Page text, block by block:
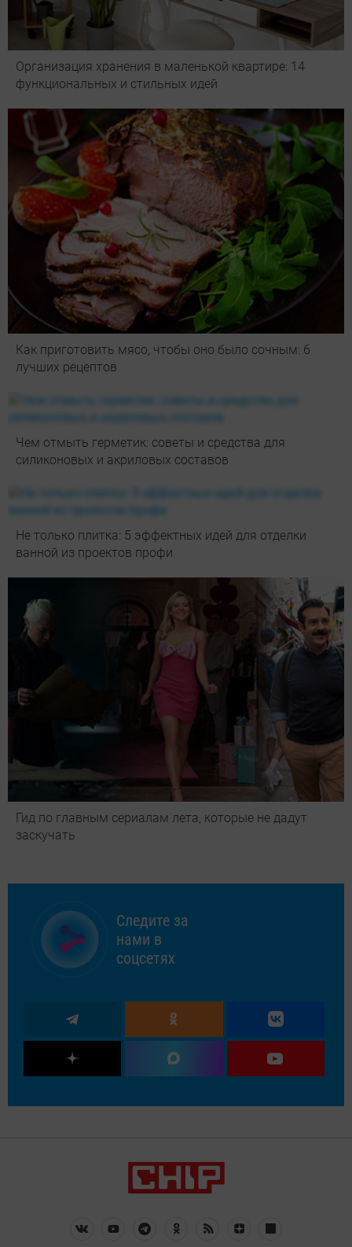
Организация хранения в маленькой квартире: 14
функциональных и стильных идей
Как приготовить мясо, чтобы оно было сочным: 6
лучших рецептов
Чем отмыть герметик: советы и средства для
силиконовых и акриловых составов
Не только плитка: 5 эффектных идей для отделки
ванной из проектов профи
Гид по главным сериалам лета, которые не дадут
заскучать
Следите за
нами в
соцсетях